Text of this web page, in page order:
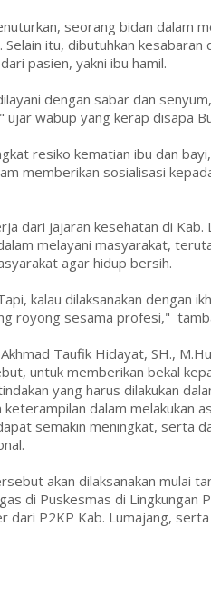
seorang bidan dalam
Selain itu, dibutuhkan kesabaran
pasien, yakni ibu hamil.
dengan sabar dan
ujar wabup yang kerap disapa
resiko kematian ibu dan
memberikan sosialisasi
dari jajaran kesehatan di Kab.
melayani masyarakat,
agar hidup bersih.
kalau dilaksanakan dengan
royong sesama profesi,"
Taufik Hidayat, SH.,
untuk memberikan bekal
yang harus dilakukan
dalam melakukan
semakin meningkat, serta
akan dilaksanakan mulai
di Puskesmas di Lingkungan
dari P2KP Kab. Lumajang,